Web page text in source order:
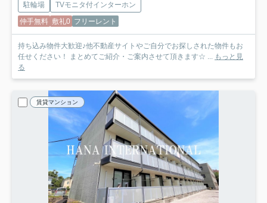
駐輪場
TVモニタ付インターホン
仲手無料 敷礼0 フリーレント
持ち込み物件大歓迎♪他不動産サイトやご自分でお探しされた物件もお
任せください！ まとめてご紹介・ご案内させて頂きます☆ ... もっと見
る
賃貸マンション